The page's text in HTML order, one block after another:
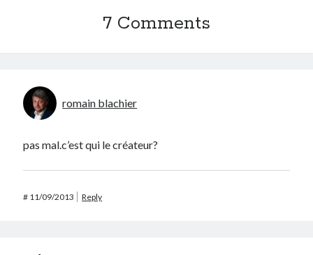
7 Comments
romain blachier
pas mal.c’est qui le créateur?
# 11/09/2013 Reply